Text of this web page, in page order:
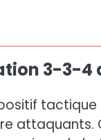
3-3-4